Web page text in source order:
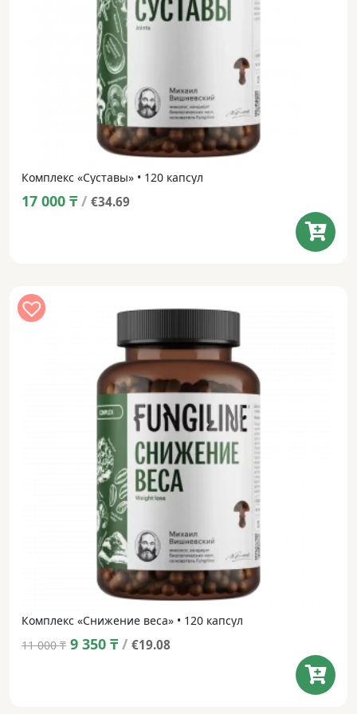
Комплекс «Суставы» • 120 капсул
17 000 ₸ / €34.69
Комплекс «Снижение веса» • 120 капсул
11 000₸ Original
9 350 ₸Current
/ €19.08